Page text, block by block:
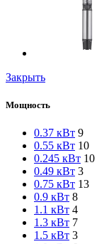
Закрыть
Мощность
0.37 кВт 9
0.55 кВт 10
0.245 кВт 10
0.49 кВт 3
0.75 кВт 13
0.9 кВт 8
1.1 кВт 4
1.3 кВт 7
1.5 кВт 3